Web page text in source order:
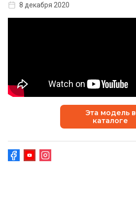
8 декабря 2020
Эта модель в
каталоге